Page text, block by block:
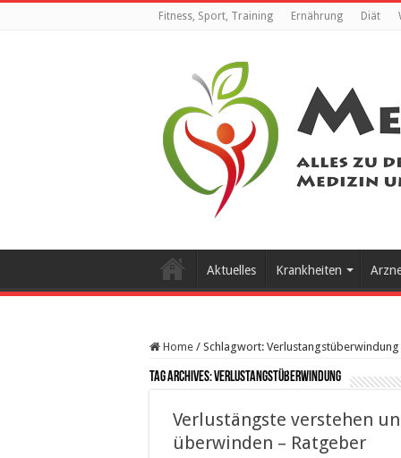
Fitness, Sport, Training Ernährung Diät
Aktuelles Krankheiten
Home / Schlagwort: Verlustangstüberwindung
Tag Archives:Verlustangstüberwindung
Verlustängste verstehen
überwinden – Ratgeber